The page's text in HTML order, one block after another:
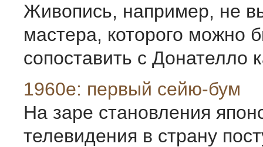
Живопись, например, не
мастера, которого можно
сопоставить с Донателло
1960е: первый сейю-бум
На заре становления
телевидения в страну